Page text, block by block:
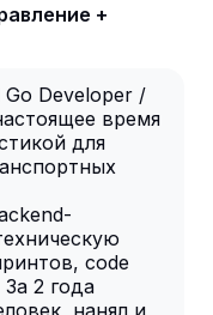
+
Developer /
время
для
code
2 года
нанял и